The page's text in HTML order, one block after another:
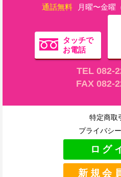
通話無料 月曜〜金曜
タッチで
お電話
TEL 082-
FAX 082-
特定商取
プライバシ
ログ
新規会